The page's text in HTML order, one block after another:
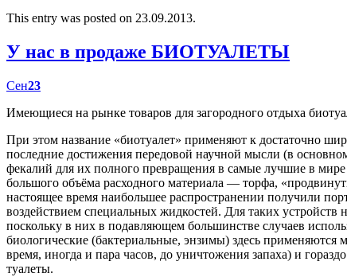
This entry was posted on 23.09.2013.
У нас в продаже БИОТУАЛЕТЫ
Сен23
Имеющиеся на рынке товаров для загородного отдыха
При этом название «биотуалет» применяют к достаточно
последние достижения передовой научной мысли (в
фекалий для их полного превращения в самые лучшие в
большого объёма расходного материала — торфа,
настоящее время наибольшее распространении получили
воздействием специальных жидкостей. Для таких устройств
поскольку в них в подавляющем большинстве случаев
биологические (бактериальные, энзимы) здесь применяются
время, иногда и пара часов, до уничтожения запаха) и
туалеты.